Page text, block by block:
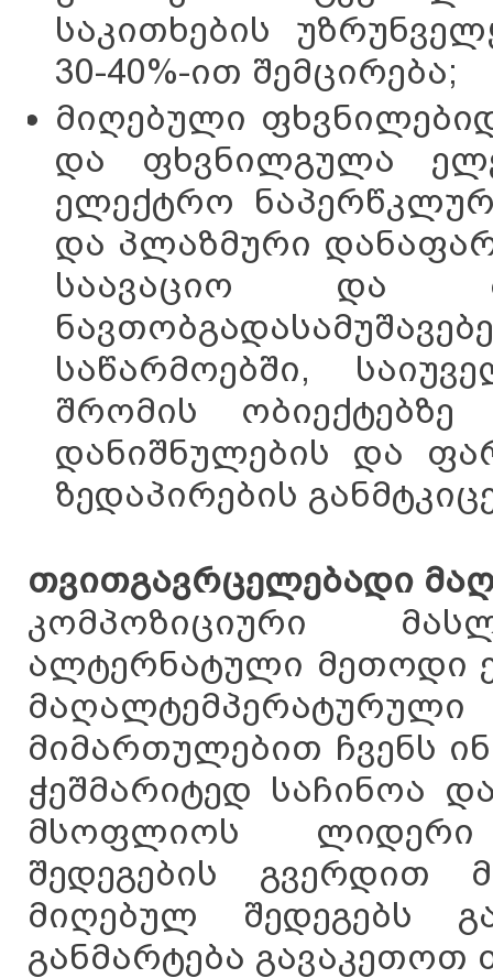
საკითხების
30-40%-ით შემცირება;
მიღებული
და ფხვნილგულა
ელექტრო
და პლაზმური
საავაციო და
საწარმოებში,
შრომის ობიექტებზე
დანიშნულების და
ზედაპირების
თვითგავრცელებადი
კომპოზიციური
ალტერნატული მეთოდი
მიმართულებით ჩვენს
ჭეშმარიტედ საჩინოა
მსოფლიოს ლიდერი
შედეგების გვერდით
მიღებულ შედეგებს
განმარტება გავაკეთოთ